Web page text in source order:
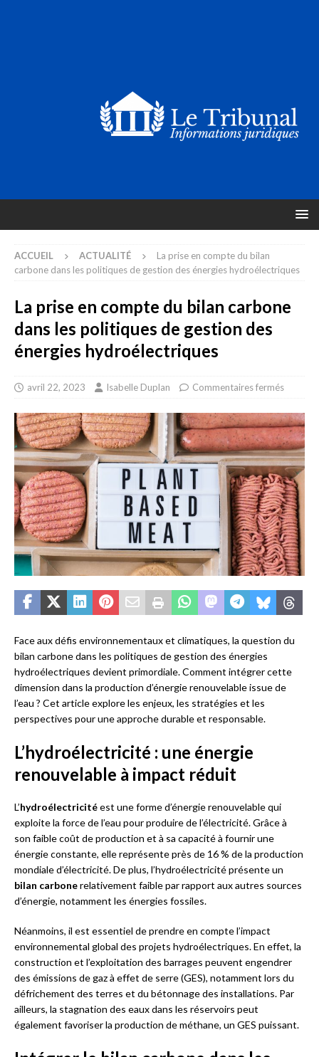
ACCUEIL ACTUALITÉ
La prise en compte du bilan
carbone dans les politiques de gestion des énergies hydroélectriques
La prise en compte du bilan carbone
dans les politiques de gestion des
énergies hydroélectriques
avril 22, 2023 Isabelle Duplan Commentaires fermés
Face aux défis environnementaux et climatiques, la question du
bilan carbone dans les politiques de gestion des énergies
hydroélectriques devient primordiale. Comment intégrer cette
dimension dans la production d’énergie renouvelable issue de
l’eau ? Cet article explore les enjeux, les stratégies et les
perspectives pour une approche durable et responsable.
L’hydroélectricité : une énergie
renouvelable à impact réduit
L’hydroélectricitéest une forme d’énergie renouvelable qui
exploite la force de l’eau pour produire de l’électricité. Grâce à
son faible coût de production et à sa capacité à fournir une
énergie constante, elle représente près de 16 % de la production
mondiale d’électricité. De plus, l’hydroélectricité présente un
bilan carbonerelativement faible par rapport aux autres sources
d’énergie, notamment les énergies fossiles.
Néanmoins, il est essentiel de prendre en compte l’impact
environnemental global des projets hydroélectriques. En effet, la
construction et l’exploitation des barrages peuvent engendrer
des émissions de gaz à effet de serre (GES), notamment lors du
défrichement des terres et du bétonnage des installations. Par
ailleurs, la stagnation des eaux dans les réservoirs peut
également favoriser la production de méthane, un GES puissant.